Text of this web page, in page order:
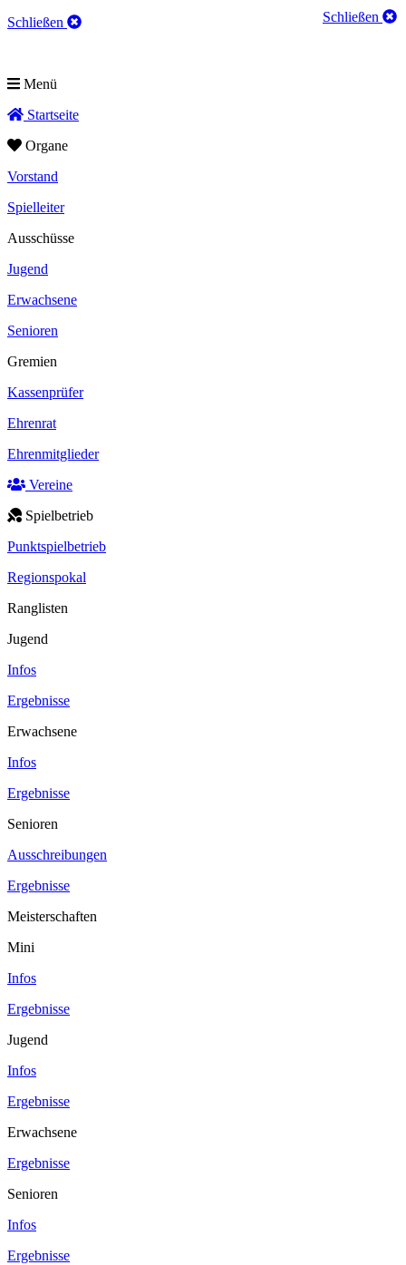
Schließen
Menü
Startseite
Organe
Vorstand
Spielleiter
Ausschüsse
Jugend
Erwachsene
Senioren
Gremien
Kassenprüfer
Ehrenrat
Ehrenmitglieder
Vereine
Spielbetrieb
Punktspielbetrieb
Regionspokal
Ranglisten
Jugend
Infos
Ergebnisse
Erwachsene
Infos
Ergebnisse
Senioren
Ausschreibungen
Ergebnisse
Meisterschaften
Mini
Infos
Ergebnisse
Jugend
Infos
Ergebnisse
Erwachsene
Ergebnisse
Senioren
Infos
Ergebnisse
Schließen